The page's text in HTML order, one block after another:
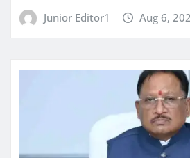
Junior Editor1 Aug 6,